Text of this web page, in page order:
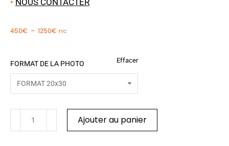
• NOUS CONTACTER
450€ – 1250€ TTC
FORMAT DE LA PHOTO Effacer
Ajouter au panier